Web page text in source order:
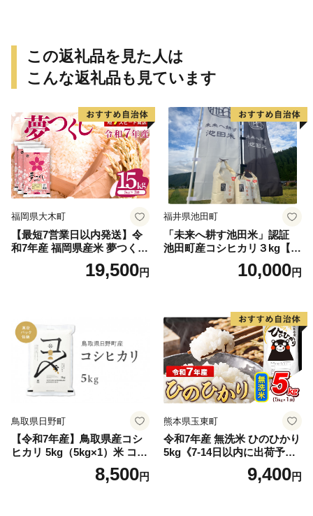
この返礼品を見た人は
こんな返礼品も見ています
福岡県大木町
【最短7営業日以内発送】令
和7年産 福岡県産米 夢つくし
15kg 精米 ※北海道・沖縄・
19,500円
福井県池田町
「未来へ耕す池田米」認証
池田町産コシヒカリ３kg【お
1人様につき３セットまで】
10,000円
鳥取県日野町
【令和7年産】鳥取県産コシ
ヒカリ 5kg（5kg×1）米 コシ
ヒカリ こしひかり お米 白米
精米 5キロ おこめ こめ コメ
8,500円
熊本県玉東町
令和7年産 無洗米 ひのひかり
5kg《7-14日以内に出荷予定
(土日祝除く)》コメ 米 無洗米
高レビュー｜人気米 熊本県
9,400円